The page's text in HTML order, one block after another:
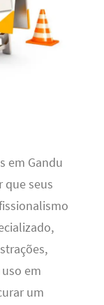
em Gandu
que seus
em
um